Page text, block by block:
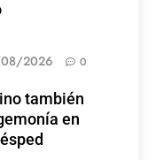
2026 0
también
en